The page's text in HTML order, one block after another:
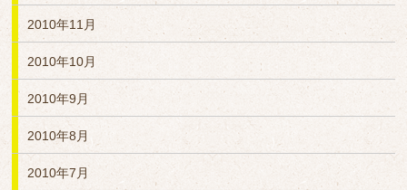
2010年11月
2010年10月
2010年9月
2010年8月
2010年7月